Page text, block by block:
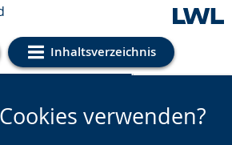
Inhaltsverzeichnis
Einstellungen
verwenden?